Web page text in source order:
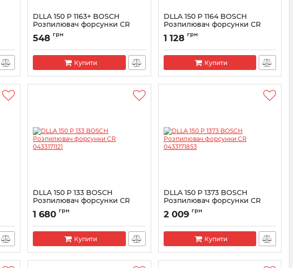
DLLA 150 P 1163+ BOSCH
Розпилювач форсунки CR
0433171740
Артикул:
548 грн
Купити
DLLA 150 P 1164 BOSCH
Розпилювач форсунки CR
0433171741
Артикул:
1 128 грн
Купити
DLLA 150 P 133 BOSCH
Розпилювач форсунки CR
0433171121
Артикул:
1 680 грн
Купити
DLLA 150 P 1373 BOSCH
Розпилювач форсунки CR
0433171853
Артикул:
2 009 грн
Купити